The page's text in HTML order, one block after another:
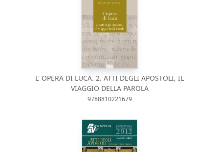
L' OPERA DI LUCA. 2. ATTI DEGLI APOSTOLI, IL
VIAGGIO DELLA PAROLA
9788810221679